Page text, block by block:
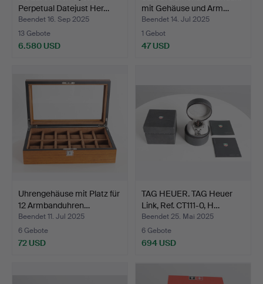
Perpetual Datejust Her…
Beendet 16. Sep 2025
13 Gebote
6.580 USD
mit Gehäuse und Arm…
Beendet 14. Jul 2025
1 Gebot
47 USD
Uhrengehäuse mit Platz für
12 Armbanduhren…
Beendet 11. Jul 2025
6 Gebote
72 USD
TAG HEUER. TAG Heuer
Link, Ref. CT111-0, H…
Beendet 25. Mai 2025
6 Gebote
694 USD